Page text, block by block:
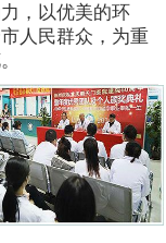
，以优美的环
人民群众，为重